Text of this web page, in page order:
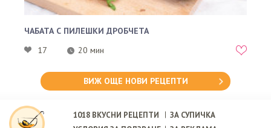
ЧАБАТА С ПИЛЕШКИ ДРОБЧЕТА
17
20 мин
ВИЖ ОЩЕ НОВИ РЕЦЕПТИ
1018 ВКУСНИ РЕЦЕПТИ
ЗА СУПИЧКА